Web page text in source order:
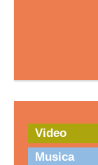
Video
Musica